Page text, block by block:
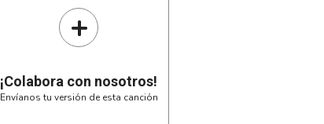
ahí molt lluny.
desperts.
és tot un sol.
mirant al cel, imaginant-te ací.
és real.
no estem sols, que no estem sols.
res veus més enllà.
una estrella
és atractiu.
servir.
+
¡Colabora con nosotros!
Envíanos tu versión de esta canción